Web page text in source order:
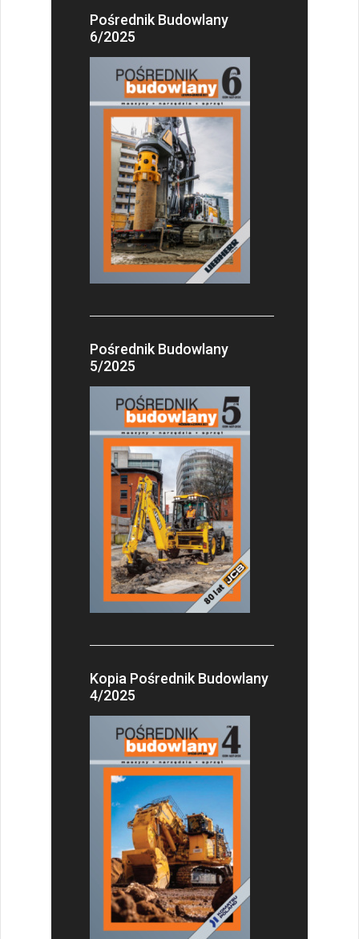
Pośrednik Budowlany
6/2025
Pośrednik Budowlany
5/2025
Kopia Pośrednik Budowlany
4/2025